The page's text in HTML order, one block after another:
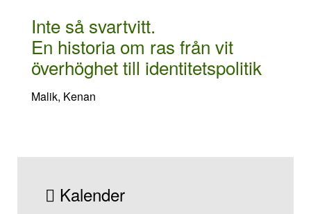
Inte så svartvitt.
En historia om ras från vit
överhöghet till identitetspolitik
Malik, Kenan
Kalender